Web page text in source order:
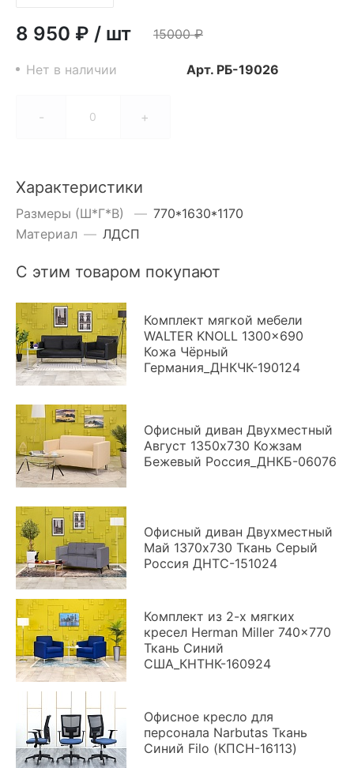
8 950 ₽ / шт 15000₽
Нет в наличии Арт. РБ-19026
- +
Характеристики
Размеры (Ш*Г*В) — 770*1630*1170
Материал — ЛДСП
С этим товаром покупают
Комплект мягкой мебели
WALTER KNOLL 1300x690
Кожа Чёрный
Германия_ДНКЧК-190124
Офисный диван Двухместный
Август 1350x730 Кожзам
Бежевый Россия_ДНКБ-06076
Офисный диван Двухместный
Май 1370x730 Ткань Серый
Россия ДНТС-151024
Комплект из 2-х мягких
кресел Herman Miller 740x770
Ткань Синий
США_КНТНК-160924
Офисное кресло для
персонала Narbutas Ткань
Синий Filo (КПСН-16113)